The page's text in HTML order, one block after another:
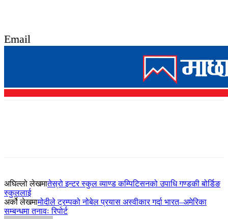
Email
अघिल्लो लेखमातेस्रो इन्टर स्कुल व्याण्ड कम्पिटिसनको उपाधि गण्डकी बोर्डिङ
स्कुललाई
अर्को लेखमामोदीले ट्रम्पको नोबेल प्रयास अस्वीकार गर्दा भारत–अमेरिका
सम्बन्धमा तनावः रिपोर्ट